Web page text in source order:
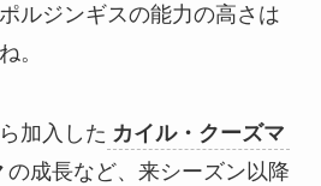
ルジンギスの能力の高さは
。
加入した カイル・クーズマ
の成長など、来シーズン以降